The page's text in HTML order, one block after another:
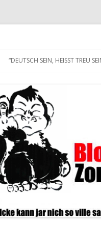
“DEUTSCH SEIN, HEISST TREU